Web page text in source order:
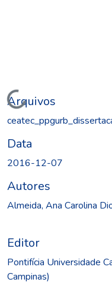
Carregando...
Arquivos
Data
2016-12-07
Autores
Almeida, Ana Carolina
Editor
Pontifícia Universidade
Campinas)